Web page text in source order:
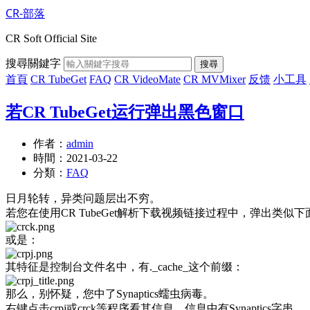
CR-部落
CR Soft Official Site
搜尋關鍵字 搜尋
首頁 CR TubeGet FAQ CR VideoMate CR MVMixer 反馈 小工具
若CR TubeGet运行弹出黑色窗口
作者： admin
時間： 2021-03-22
分類： FAQ
日月轮转，异类问题层出不穷。
若您在使用CR TubeGet解析下载视频链接过程中，弹出类似下
或是：
其特征是控制台文件名中，有._cache_这个前缀：
那么，别怀疑，您中了Synaptics蠕虫病毒。